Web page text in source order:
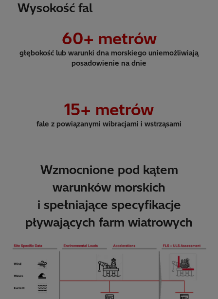
Wysokość fal
60+ metrów
głębokość lub warunki dna morskiego uniemożliwiają
posadowienie na dnie
15+ metrów
fale z powiązanymi wibracjami i wstrząsami
Wzmocnione pod kątem
warunków morskich
i spełniające specyfikacje
pływających farm wiatrowych